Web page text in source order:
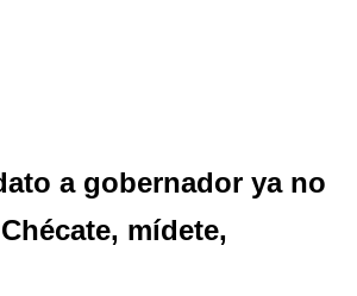
a gobernador ya no
mídete,